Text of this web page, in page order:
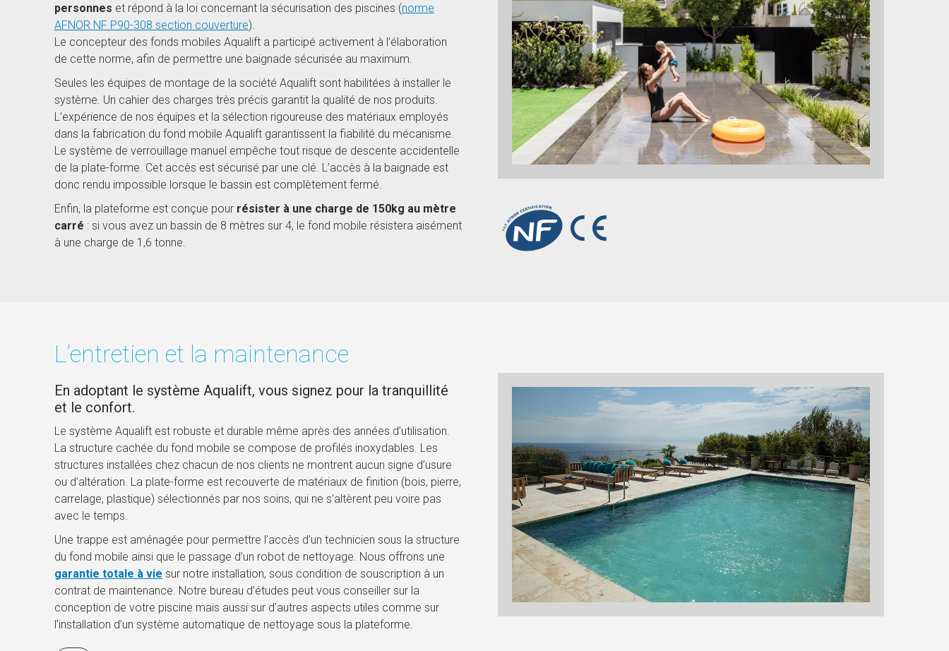
personnes et répond à la loi concernant la sécurisation des piscines (norme
AFNOR NF P90-308 section couverture).
Le concepteur des fonds mobiles Aqualift a participé activement à l’élaboration
de cette norme, afin de permettre une baignade sécurisée au maximum.
Seules les équipes de montage de la société Aqualift sont habilitées à installer le
système. Un cahier des charges très précis garantit la qualité de nos produits.
L’expérience de nos équipes et la sélection rigoureuse des matériaux employés
dans la fabrication du fond mobile Aqualift garantissent la fiabilité du mécanisme.
Le système de verrouillage manuel empêche tout risque de descente accidentelle
de la plate-forme. Cet accès est sécurisé par une clé. L’accès à la baignade est
donc rendu impossible lorsque le bassin est complètement fermé.
Enfin, la plateforme est conçue pour résister à une charge de 150kg au mètre
carré : si vous avez un bassin de 8 mètres sur 4, le fond mobile résistera aisément
à une charge de 1,6 tonne.
L’entretien et la maintenance
En adoptant le système Aqualift, vous signez pour la tranquillité
et le confort.
Le système Aqualift est robuste et durable même après des années d’utilisation.
La structure cachée du fond mobile se compose de profilés inoxydables. Les
structures installées chez chacun de nos clients ne montrent aucun signe d’usure
ou d’altération. La plate-forme est recouverte de matériaux de finition (bois, pierre,
carrelage, plastique) sélectionnés par nos soins, qui ne s’altèrent peu voire pas
avec le temps.
Une trappe est aménagée pour permettre l’accès d’un technicien sous la structure
du fond mobile ainsi que le passage d’un robot de nettoyage. Nous offrons une
garantie totale à vie sur notre installation, sous condition de souscription à un
contrat de maintenance. Notre bureau d’études peut vous conseiller sur la
conception de votre piscine mais aussi sur d’autres aspects utiles comme sur
l’installation d’un système automatique de nettoyage sous la plateforme.